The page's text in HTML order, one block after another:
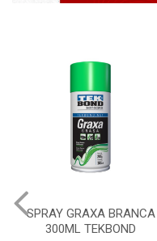
CABO TRANSFERENCIA
CARGAS CHUPETA 3,5M